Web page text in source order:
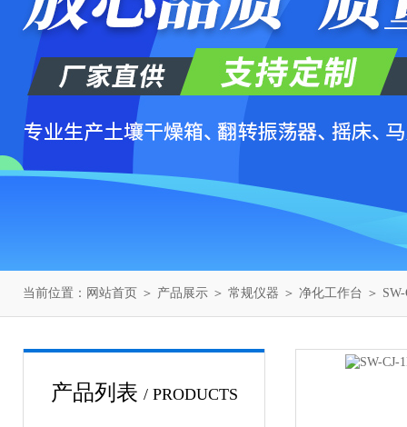
当前位置： 网站首页 ＞ 产品展示 ＞ 常规仪器 ＞ 净化工作台 ＞
产品列表 / PRODUCTS